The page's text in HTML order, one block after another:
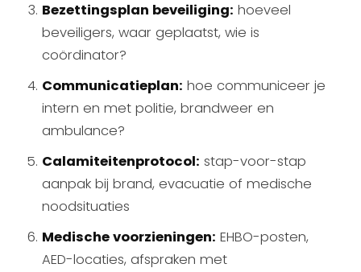
Bezettingsplan beveiliging: hoeveel
beveiligers, waar geplaatst, wie is
coördinator?
Communicatieplan: hoe communiceer je
intern en met politie, brandweer en
ambulance?
Calamiteitenprotocol: stap-voor-stap
aanpak bij brand, evacuatie of medische
noodsituaties
Medische voorzieningen: EHBO-posten,
AED-locaties, afspraken met